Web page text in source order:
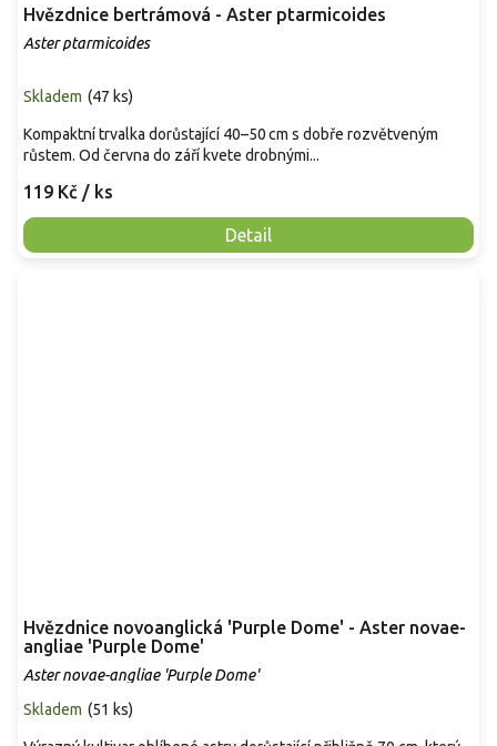
Hvězdnice bertrámová - Aster ptarmicoides
Aster ptarmicoides
Skladem (47 ks)
119 Kč / ks
Detail
Kompaktní trvalka dorůstající 40–50 cm s dobře rozvětveným
růstem. Od června do září kvete drobnými...
Hvězdnice novoanglická 'Purple Dome' - Aster novae-
angliae 'Purple Dome'
Aster novae-angliae 'Purple Dome'
Skladem (51 ks)